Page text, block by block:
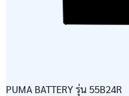
PUMA BATTERY รุ่น 55B24R